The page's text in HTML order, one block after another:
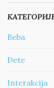
Beba
Dete
Interakcija